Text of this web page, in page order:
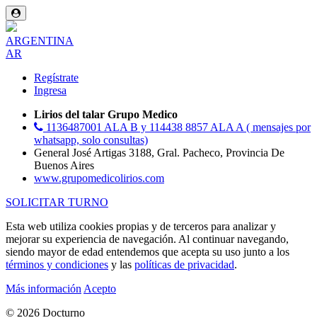
ARGENTINA
AR
Regístrate
Ingresa
Lirios del talar Grupo Medico
1136487001 ALA B y 114438 8857 ALA A ( mensajes por
whatsapp, solo consultas)
General José Artigas 3188, Gral. Pacheco, Provincia De
Buenos Aires
www.grupomedicolirios.com
SOLICITAR TURNO
Esta web utiliza cookies propias y de terceros para analizar y
mejorar su experiencia de navegación. Al continuar navegando,
siendo mayor de edad entendemos que acepta su uso junto a los
términos y condiciones y las políticas de privacidad.
Más información Acepto
© 2026 Docturno